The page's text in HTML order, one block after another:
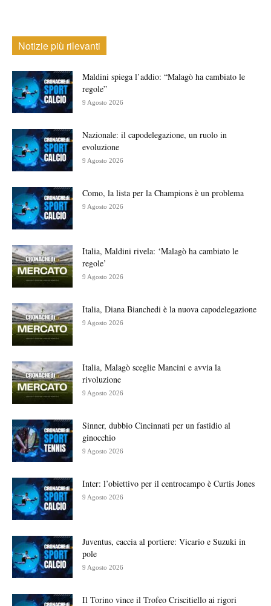
Notizie più rilevanti
Maldini spiega l’addio: “Malagò ha cambiato le
regole”
9 Agosto 2026
Nazionale: il capodelegazione, un ruolo in
evoluzione
9 Agosto 2026
Como, la lista per la Champions è un problema
9 Agosto 2026
Italia, Maldini rivela: ‘Malagò ha cambiato le
regole’
9 Agosto 2026
Italia, Diana Bianchedi è la nuova capodelegazione
9 Agosto 2026
Italia, Malagò sceglie Mancini e avvia la
rivoluzione
9 Agosto 2026
Sinner, dubbio Cincinnati per un fastidio al
ginocchio
9 Agosto 2026
Inter: l’obiettivo per il centrocampo è Curtis Jones
9 Agosto 2026
Juventus, caccia al portiere: Vicario e Suzuki in
pole
9 Agosto 2026
Il Torino vince il Trofeo Criscitiello ai rigori